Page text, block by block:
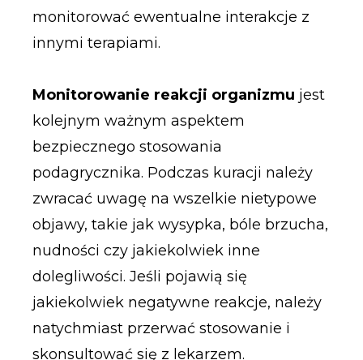
monitorować ewentualne interakcje z
innymi terapiami.
Monitorowanie reakcji organizmu jest
kolejnym ważnym aspektem
bezpiecznego stosowania
podagrycznika. Podczas kuracji należy
zwracać uwagę na wszelkie nietypowe
objawy, takie jak wysypka, bóle brzucha,
nudności czy jakiekolwiek inne
dolegliwości. Jeśli pojawią się
jakiekolwiek negatywne reakcje, należy
natychmiast przerwać stosowanie i
skonsultować się z lekarzem.